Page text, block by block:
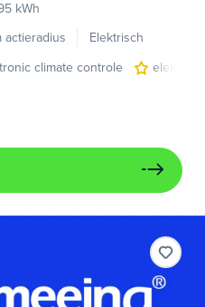
kWh
actieradius
Elektrisch
climate controle